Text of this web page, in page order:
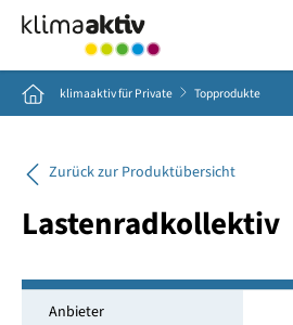
Home klimaaktiv für Private Topprodukte
Zurück zur Produktübersicht
Lastenradkollektiv
Anbieter